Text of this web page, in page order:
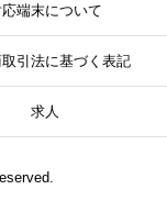
端末について
引法に基づく表記
求人